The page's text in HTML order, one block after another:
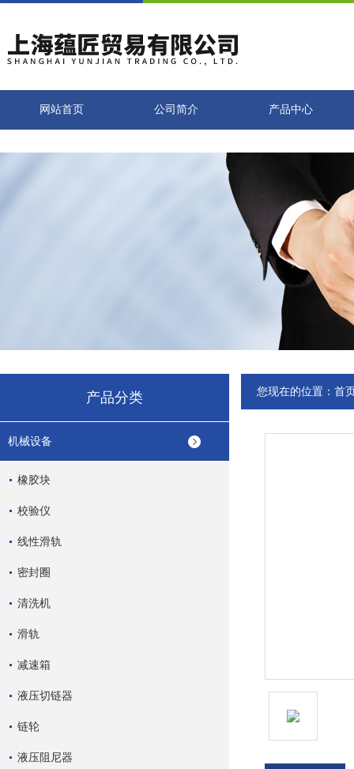
网站首页 公司简介 产品中心
产品分类
机械设备
橡胶块
校验仪
线性滑轨
密封圈
清洗机
滑轨
减速箱
液压切链器
链轮
液压阻尼器
您现在的位置： 首